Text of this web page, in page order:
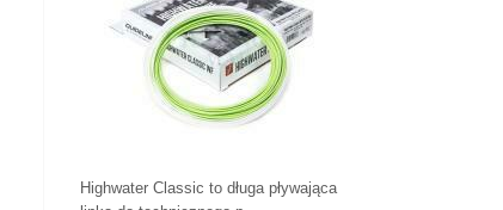
ZOBACZ PRODUKT
Highwater Classic to długa pływająca